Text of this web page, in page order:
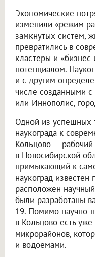
Экономические
изменили «режим
замкнутых систем,
превратились в
кластеры и
потенциалом.
и с другим
числе созданными с
или Иннополис,
Одной из успешных
наукограда к
Кольцово — рабочий
в Новосибирской
примыкающий к
наукоград
расположен
были разработаны
19. Помимо научно-
в Кольцово есть
микрорайонов,
и водоемами.